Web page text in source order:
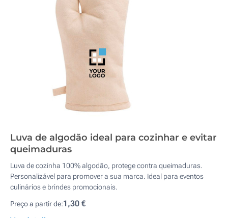
Luva de algodão ideal para cozinhar e evitar
queimaduras
Luva de cozinha 100% algodão, protege contra queimaduras.
Personalizável para promover a sua marca. Ideal para eventos
culinários e brindes promocionais.
Preço a partir de:1,30 €